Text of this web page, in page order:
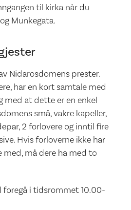
til kirka når du
Munkegata.
Nidarosdomens prester.
har en kort samtale med
med at dette er en enkel
små, vakre kapeller,
2 forlovere og inntil fire
Hvis forloverne ikke har
må dere ha med to
foregå i tidsrommet 10.00-